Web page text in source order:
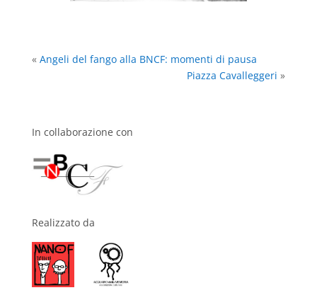
« Angeli del fango alla BNCF: momenti di pausa
Piazza Cavalleggeri »
In collaborazione con
Realizzato da